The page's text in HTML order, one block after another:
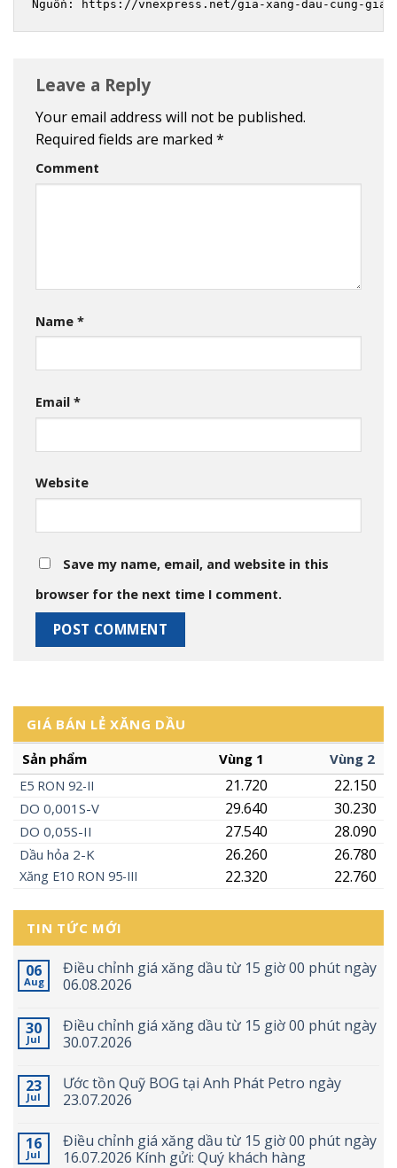
GIÁ BÁN LẺ XĂNG DẦU
Sản phẩm
Vùng 1 Vùng 2
E5 RON 92-II 22.150
21.720
DO 0,001S-V 30.230
29.640
DO 0,05S-II 28.090
27.540
Dầu hỏa 2-K 26.780
26.260
Xăng E10 RON 95-III 22.760
22.320
TIN TỨC MỚI
06
Aug
Điều chỉnh giá xăng dầu từ 15 giờ 00 phút ngày
06.08.2026
30
Jul
Điều chỉnh giá xăng dầu từ 15 giờ 00 phút ngày
30.07.2026
23
Jul
Ước tồn Quỹ BOG tại Anh Phát Petro ngày
23.07.2026
16
Jul
Điều chỉnh giá xăng dầu từ 15 giờ 00 phút ngày
16.07.2026 Kính gửi: Quý khách hàng
Nguồn: https://vnexpress.net/gia-xang-dau-cung-
Leave a Reply
Your email address will not be published.
Required fields are marked *
Comment
Name *
Email *
Website
Save my name, email, and website in this
browser for the next time I comment.